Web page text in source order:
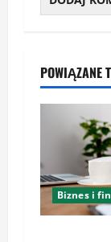
POWIĄZANE
Biznes i